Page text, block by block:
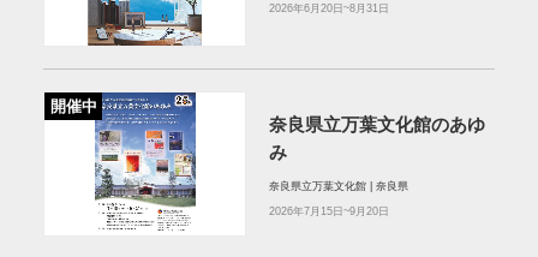
2026年6月20日~8月31日
開催中
奈良県立万葉文化館のあゆ
み
奈良県立万葉文化館 | 奈良県
2026年7月15日~9月20日